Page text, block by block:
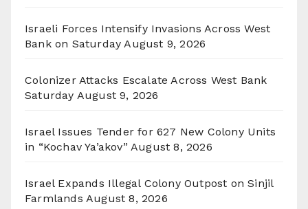
Israeli Forces Intensify Invasions Across West
Bank on Saturday August 9, 2026
Colonizer Attacks Escalate Across West Bank
Saturday August 9, 2026
Israel Issues Tender for 627 New Colony Units
in “Kochav Ya’akov” August 8, 2026
Israel Expands Illegal Colony Outpost on Sinjil
Farmlands August 8, 2026